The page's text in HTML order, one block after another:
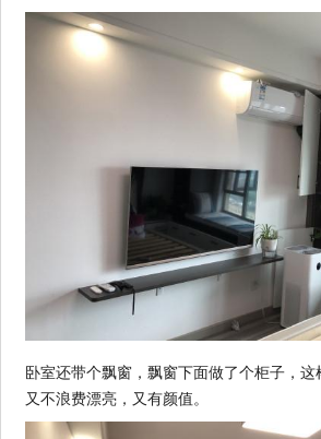
卧室还带个飘窗，飘窗下面做了个柜子，这
又不浪费漂亮，又有颜值。